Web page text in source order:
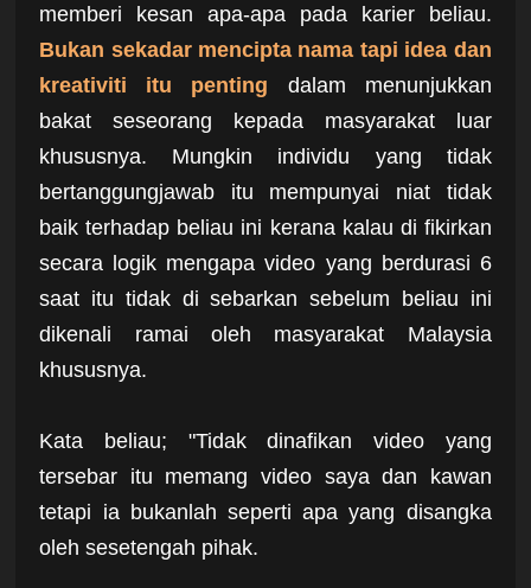
memberi kesan apa-apa pada karier beliau.
Bukan sekadar mencipta nama tapi idea dan
kreativiti itu penting dalam menunjukkan
bakat seseorang kepada masyarakat luar
khususnya. Mungkin individu yang tidak
bertanggungjawab itu mempunyai niat tidak
baik terhadap beliau ini kerana kalau di fikirkan
secara logik mengapa video yang berdurasi 6
saat itu tidak di sebarkan sebelum beliau ini
dikenali ramai oleh masyarakat Malaysia
khususnya.
Kata beliau; "Tidak dinafikan video yang
tersebar itu memang video saya dan kawan
tetapi ia bukanlah seperti apa yang disangka
oleh sesetengah pihak.